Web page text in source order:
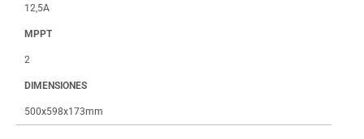
12,5A
MPPT
2
DIMENSIONES
500x598x173mm